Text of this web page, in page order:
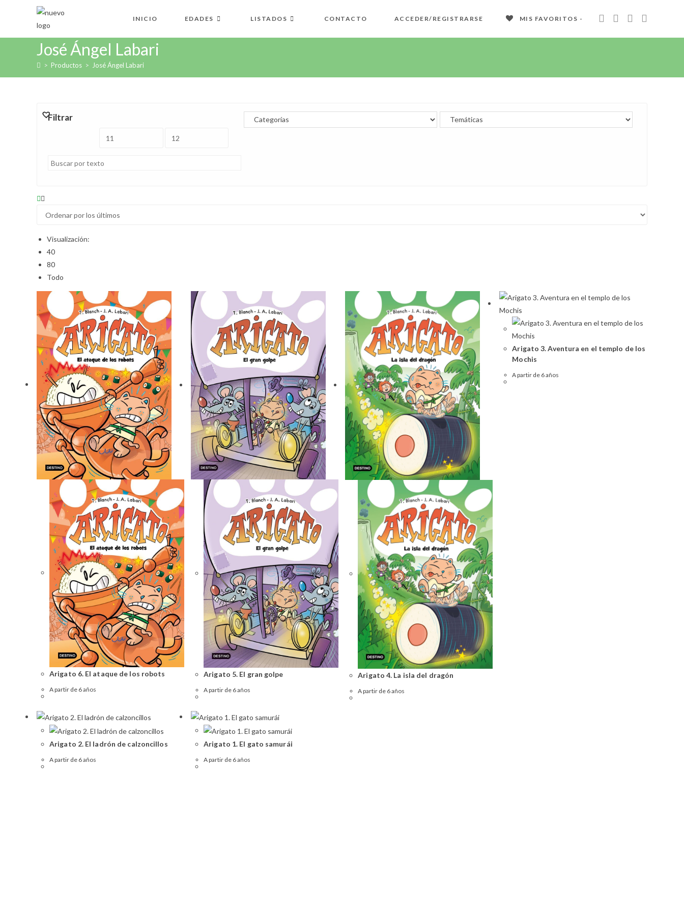
INICIO EDADES LISTADOS CONTACTO ACCEDER/REGISTRARSE MIS FAVORITOS -
José Ángel Labari
> Productos > José Ángel Labari
Filtrar
Visualización:
40
80
Todo
Arigato 6. El ataque de los robots
A partir de 6 años
Arigato 5. El gran golpe
A partir de 6 años
Arigato 4. La isla del dragón
A partir de 6 años
Arigato 3. Aventura en el templo de los
Mochis
A partir de 6 años
Arigato 2. El ladrón de calzoncillos
A partir de 6 años
Arigato 1. El gato samurái
A partir de 6 años